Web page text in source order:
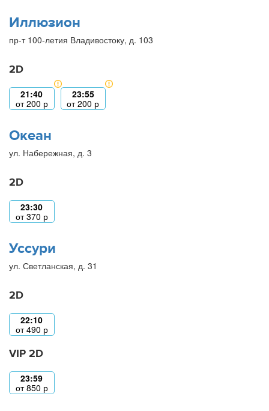
Иллюзион
пр-т 100-летия Владивостоку, д. 103
2D
21:40
от200 р
23:55
от200 р
Океан
ул. Набережная, д. 3
2D
23:30
от370 р
Уссури
ул. Светланская, д. 31
2D
22:10
от490 р
VIP 2D
23:59
от850 р